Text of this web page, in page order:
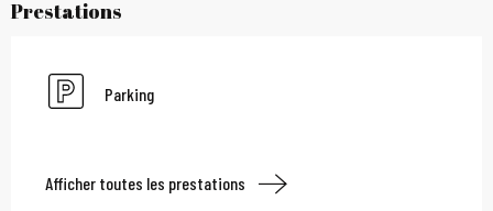
Prestations
Parking
Afficher toutes les prestations